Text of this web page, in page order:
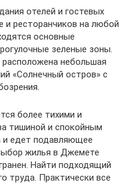
отелей и гостевых
ресторанчиков на любой
основные
зеленые зоны.
небольшая
«Солнечный остров» с
более тихими и
тишиной и спокойным
едет подавляющее
жилья в Джемете
Найти подходящий
труда. Практически все